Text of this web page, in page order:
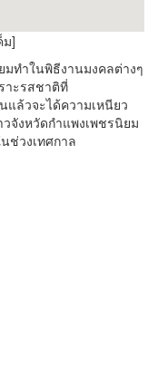
ม]
ำในพิธีงานมงคลต่างๆ
าะรสชาติที่
แล้วจะได้ความเหนียว
จังหวัดกำแพงเพชรนิยม
ช่วงเทศกาล